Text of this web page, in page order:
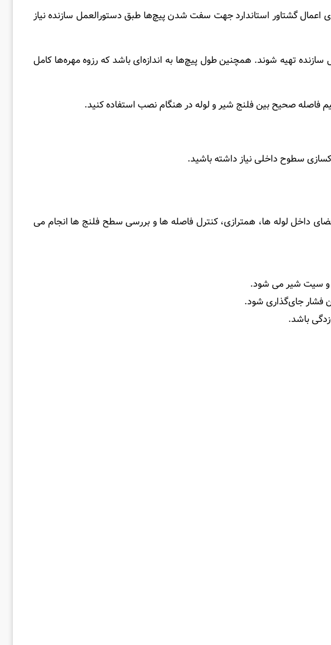
اعمال گشتاور استاندارد جهت سفت شدن پیچ‌ها طبق دستورالعمل سازنده نیاز
تهیه شوند. همچنین طول پیچ‌ها به اندازه‌ای باشد که رزوه مهره‌ها کامل
فاصله صحیح بین فلنج شیر و لوله در هنگام نصب استفاده کنید.
سطوح داخلی نیاز داشته باشید.
داخل لوله‌ ها، همترازی، کنترل فاصله‌ ها و بررسی سطح فلنج‌ ها انجام می‌
و سیت شیر می‌ شود.
فشار جای‌گذاری شود.
باشد.